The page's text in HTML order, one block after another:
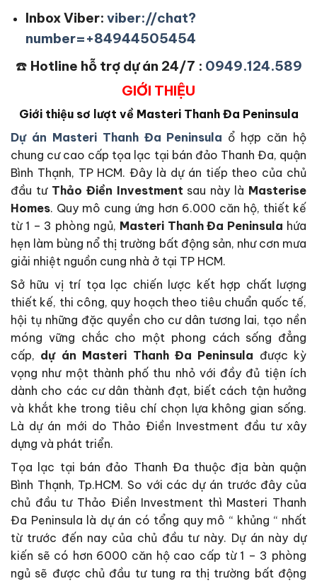
Inbox Viber: viber://chat?
number=+84944505454
☎️ Hotline hỗ trợ dự án 24/7 : 0949.124.589
GIỚI THIỆU
Giới thiệu sơ lượt về Masteri Thanh Đa Peninsula
Dự án Masteri Thanh Đa Peninsula ổ hợp căn hộ
chung cư cao cấp tọa lạc tại bán đảo Thanh Đa, quận
Bình Thạnh, TP HCM. Đây là dự án tiếp theo của chủ
đầu tư Thảo Điền Investment sau này là Masterise
Homes. Quy mô cung ứng hơn 6.000 căn hộ, thiết kế
từ 1 – 3 phòng ngủ, Masteri Thanh Đa Peninsula hứa
hẹn làm bùng nổ thị trường bất động sản, như cơn mưa
giải nhiệt nguồn cung nhà ở tại TP HCM.
Sở hữu vị trí tọa lạc chiến lược kết hợp chất lượng
thiết kế, thi công, quy hoạch theo tiêu chuẩn quốc tế,
hội tụ những đặc quyền cho cư dân tương lai, tạo nền
móng vững chắc cho một phong cách sống đẳng
cấp, dự án Masteri Thanh Đa Peninsula được kỳ
vọng như một thành phố thu nhỏ với đầy đủ tiện ích
dành cho các cư dân thành đạt, biết cách tận hưởng
và khắt khe trong tiêu chí chọn lựa không gian sống.
Là dự án mới do Thảo Điền Investment đầu tư xây
dựng và phát triển.
Tọa lạc tại bán đảo Thanh Đa thuộc địa bàn quận
Bình Thạnh, Tp.HCM. So với các dự án trước đây của
chủ đầu tư Thảo Điền Investment thì Masteri Thanh
Đa Peninsula là dự án có tổng quy mô “ khủng “ nhất
từ trước đến nay của chủ đầu tư này. Dự án này dự
kiến sẽ có hơn 6000 căn hộ cao cấp từ 1 – 3 phòng
ngủ sẽ được chủ đầu tư tung ra thị trường bất động